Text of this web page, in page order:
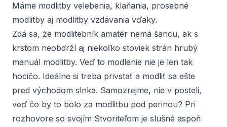
Máme modlitby velebenia, klaňania, prosebné
modlitby aj modlitby vzdávania vďaky.
Zdá sa, že modlitebník amatér nemá šancu, ak s
krstom neobdrží aj niekoľko stoviek strán hrubý
manuál modlitby. Veď to modlenie nie je len tak
hocičo. Ideálne si treba privstať a modliť sa ešte
pred východom slnka. Samozrejme, nie v posteli,
veď čo by to bolo za modlitbu pod perinou? Pri
rozhovore so svojím Stvoriteľom je slušné aspoň